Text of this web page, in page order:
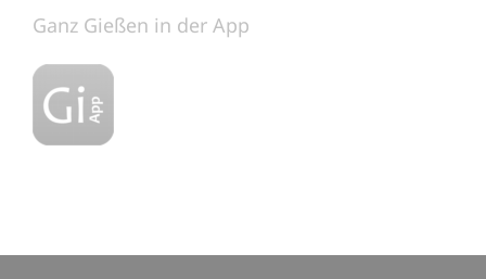
Ganz Gießen in der App